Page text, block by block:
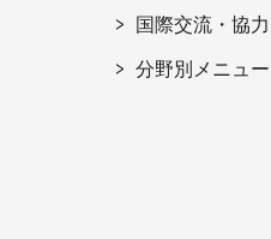
国際交流・協力
分野別メニュー